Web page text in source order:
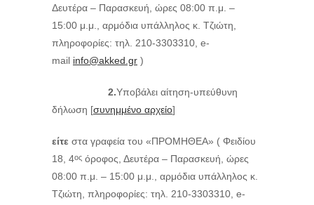
Δευτέρα – Παρασκευή, ώρες 08:00 π.μ. –
15:00 μ.μ., αρμόδια υπάλληλος κ. Τζιώτη,
πληροφορίες: τηλ. 210-3303310, e-
mail info@akked.gr )
2.Υποβάλει αίτηση-υπεύθυνη
δήλωση [συνημμένο αρχείο]
είτε στα γραφεία του «ΠΡΟΜΗΘΕΑ» ( Φειδίου
18, 4ος όροφος, Δευτέρα – Παρασκευή, ώρες
08:00 π.μ. – 15:00 μ.μ., αρμόδια υπάλληλος κ.
Τζιώτη, πληροφορίες: τηλ. 210-3303310, e-